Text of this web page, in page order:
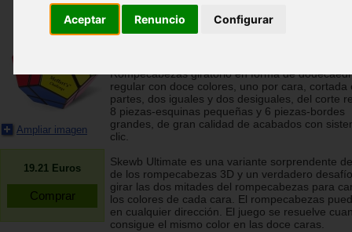
Aceptar Renuncio Configurar
Ampliar imagen
19.21 Euros
Skewb Ultimate
Rompecabezas giratorio en forma de
regular con doce colores, uno por cara, cortada
partes, dos iguales y dos desiguales, del corte
8 piezas-esquinas pequeñas y 6 piezas-bordes
grandes, de gran calidad de acabados con
clic.
Skewb Ultimate es una variante sorprendente
de los rompecabezas 3D y un verdadero
girar las dos mitades del rompecabezas para
los colores de cada cara. El rompecabezas
en cualquier dirección. El juego se resuelve
consigue el mismo color en las doce caras.